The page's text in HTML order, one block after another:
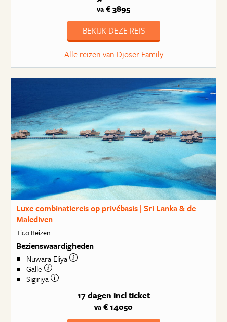
va € 3895
BEKIJK DEZE REIS
Alle reizen van Djoser Family
Luxe combinatiereis op privébasis | Sri Lanka & de
Malediven
Tico Reizen
Bezienswaardigheden
Nuwara Eliya
Galle
Sigiriya
17 dagen incl ticket
va € 14050